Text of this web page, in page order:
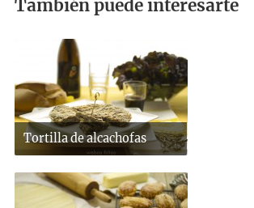
También puede interesarte
Tortilla de alcachofas